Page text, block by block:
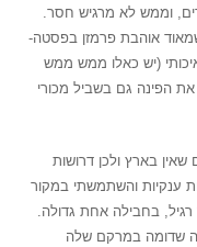
וממש לא מרגיש חסר.
אוהבת פרמזן בפסטה-
(יש כאלו ממש ממש
הפינה גם בשביל מכורי
בארץ ולכן דרושות
ענקיות והשתמשתי במקור
בחבילה אחת גדולה.
שדומה במרקם שלה